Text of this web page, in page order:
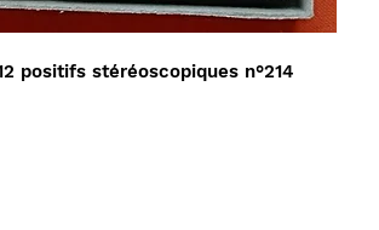
positifs stéréoscopiques n°214